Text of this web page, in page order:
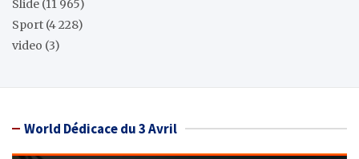
Slide (11 965)
Sport (4 228)
video (3)
World Dédicace du 3 Avril